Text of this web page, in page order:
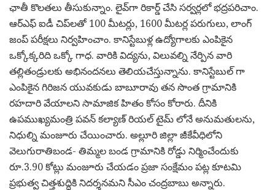
ఛాతీ కొలతలు తీసుకున్నాం. లైవ్‌గా రికార్డ్ చేసి సర్వర్లలో భద్రపరిచాం.
ఆర్ఎఫ్ ఐడీ చిప్‌లతో 100 మీటర్లు, 1600 మీటర్ల పరుగులు, లాంగ్
జంప్ పరీక్షలు నిర్వహించాం. కానిస్టేబుళ్ల ఉద్యోగాలకు ఎంపికైన
ఒక్కోక్కరిది ఒక్కో గాధ. వారికి విద్యను, విలువల్ని నేర్పిన వారి
తల్లితండ్రులకు అభినందనలు తెలియచేస్తున్నాను. కానిస్టేబుల్ గా
ఎంపికైన గిరిజన యువకుడు బాబూరావు తన సొంత గ్రామానికి
రహదారి వేయాలని సామాజిక హితం కోసం కోరారు. దీనికి
ఉపముఖ్యమంత్రి పవన్ కల్యాణ్ రియల్ టైమ్ లోనే అనుమతులను,
నిధుల్ని మంజూరు చేయించారు. అల్లూరి జిల్లా జీకేవీధిలోని
వెలుగురాతిబండ- తిమ్మల బండ గ్రామానికి రోడ్డు నిర్మించేందుకు
రూ.3.90 కోట్లు మంజూరు చేయడం ప్రజా సంక్షేమం పట్ల కూటమి
ప్రభుత్వ చిత్తశుద్ధికి నిదర్శనమని సీఎం చంద్రబాబు అన్నారు.